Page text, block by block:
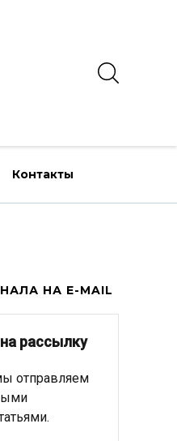
Контакты
НА E-MAIL
рассылку
отправляем